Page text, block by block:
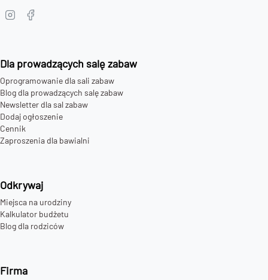
Dla prowadzących salę zabaw
Oprogramowanie dla sali zabaw
Blog dla prowadzących salę zabaw
Newsletter dla sal zabaw
Dodaj ogłoszenie
Cennik
Zaproszenia dla bawialni
Odkrywaj
Miejsca na urodziny
Kalkulator budżetu
Blog dla rodziców
Firma